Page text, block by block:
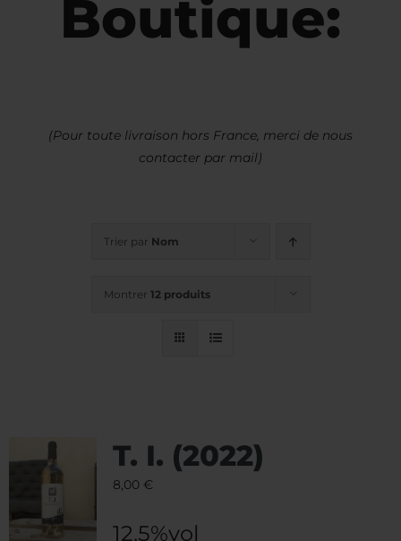
Boutique:
(Pour toute livraison hors France, merci de nous
contacter par mail)
Trier par Nom
Montrer 12 produits
T. I. (2022)
8,00 €
12,5%vol